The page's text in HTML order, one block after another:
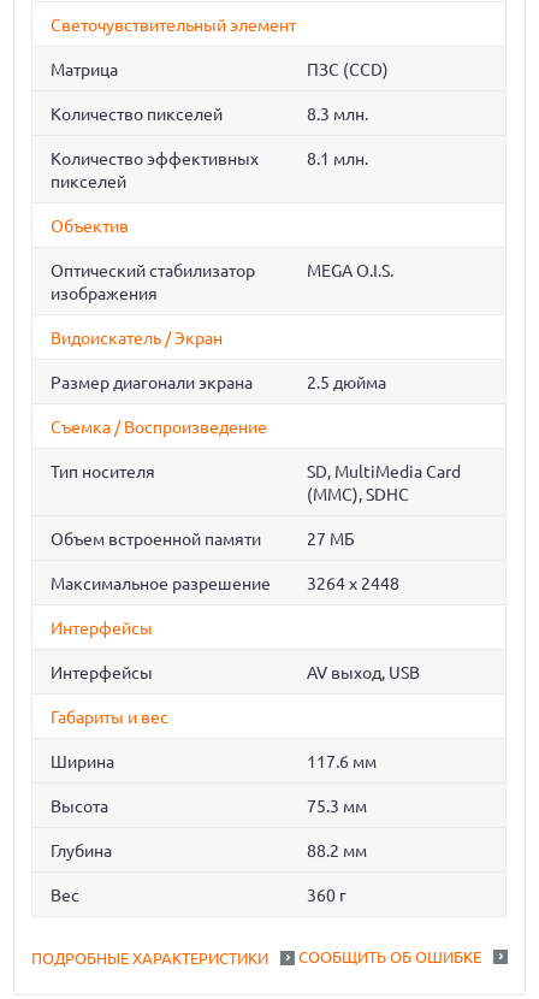
Светочувствительный элемент
Матрица ПЗС (CCD)
Количество пикселей 8.3 млн.
Количество эффективных
пикселей
8.1 млн.
Объектив
Оптический стабилизатор
изображения
MEGA O.I.S.
Видоискатель / Экран
Размер диагонали экрана 2.5 дюйма
Съемка / Воспроизведение
Тип носителя
SD, MultiMedia Card
(MMC), SDHC
Объем встроенной памяти 27 МБ
Максимальное разрешение 3264 x 2448
Интерфейсы
Интерфейсы AV выход, USB
Габариты и вес
Ширина 117.6 мм
Высота 75.3 мм
Глубина 88.2 мм
Вес 360 г
СООБЩИТЬ ОБ ОШИБКЕ
ПОДРОБНЫЕ ХАРАКТЕРИСТИКИ